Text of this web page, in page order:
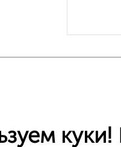
Поиск по
куки!